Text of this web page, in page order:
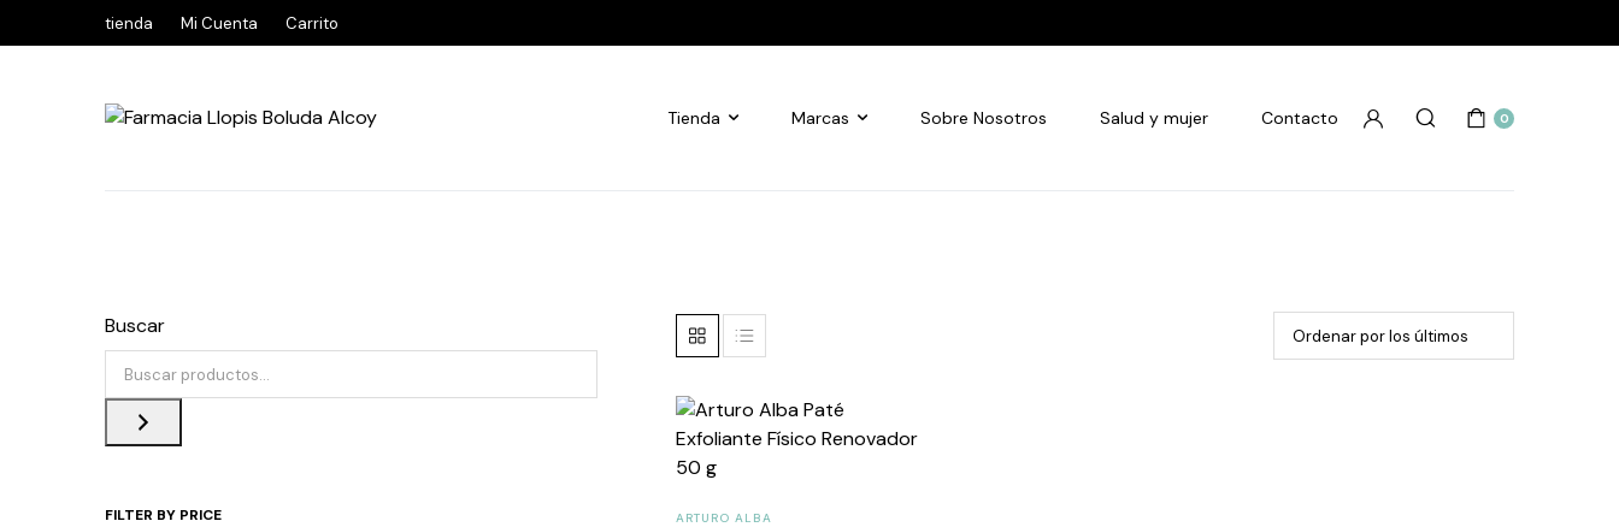
tienda Mi Cuenta Carrito
Tienda Marcas Sobre Nosotros Salud y mujer Contacto 0
Buscar
FILTER BY PRICE ARTURO ALBA